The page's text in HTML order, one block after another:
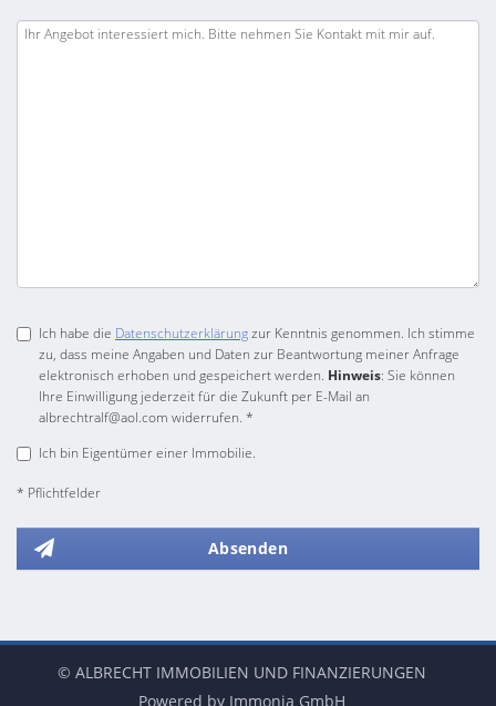
Ich habe die Datenschutzerklärungzur Kenntnis genommen. Ich stimme
zu, dass meine Angaben und Daten zur Beantwortung meiner Anfrage
elektronisch erhoben und gespeichert werden. Hinweis: Sie können
Ihre Einwilligung jederzeit für die Zukunft per E-Mail an
albrechtralf@aol.com widerrufen. *
Ich bin Eigentümer einer Immobilie.
* Pflichtfelder
Absenden
© ALBRECHT IMMOBILIEN UND FINANZIERUNGEN
Powered by Immonia GmbH